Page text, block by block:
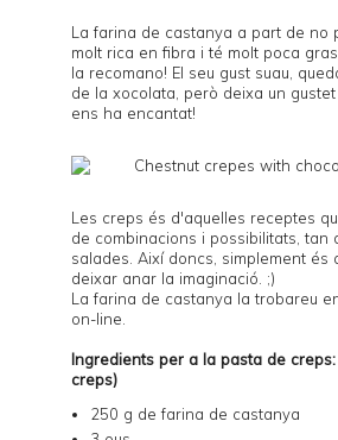
La farina de castanya a part de no
molt rica en fibra i té molt poca
la recomano! El seu gust suau,
de la xocolata, però deixa un
ens ha encantat!
Les creps és d'aquelles receptes
de combinacions i possibilitats, tan
salades. Així doncs, simplement és
deixar anar la imaginació. ;)
La farina de castanya la trobareu
on-line
Ingredients per a la pasta de
creps)
250 g de farina de castanya